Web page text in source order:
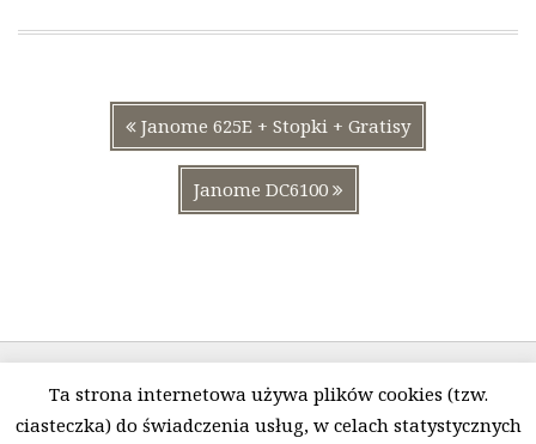
Poprzedni
wpis:
Janome 625E + Stopki + Gratisy
Janome DC6100 Następny
wpis:
Ta strona internetowa używa plików cookies (tzw.
ciasteczka) do świadczenia usług, w celach statystycznych